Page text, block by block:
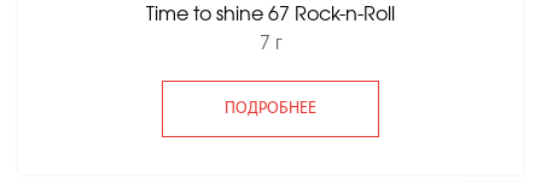
Time to shine 67 Rock-n-Roll
7 г
ПОДРОБНЕЕ